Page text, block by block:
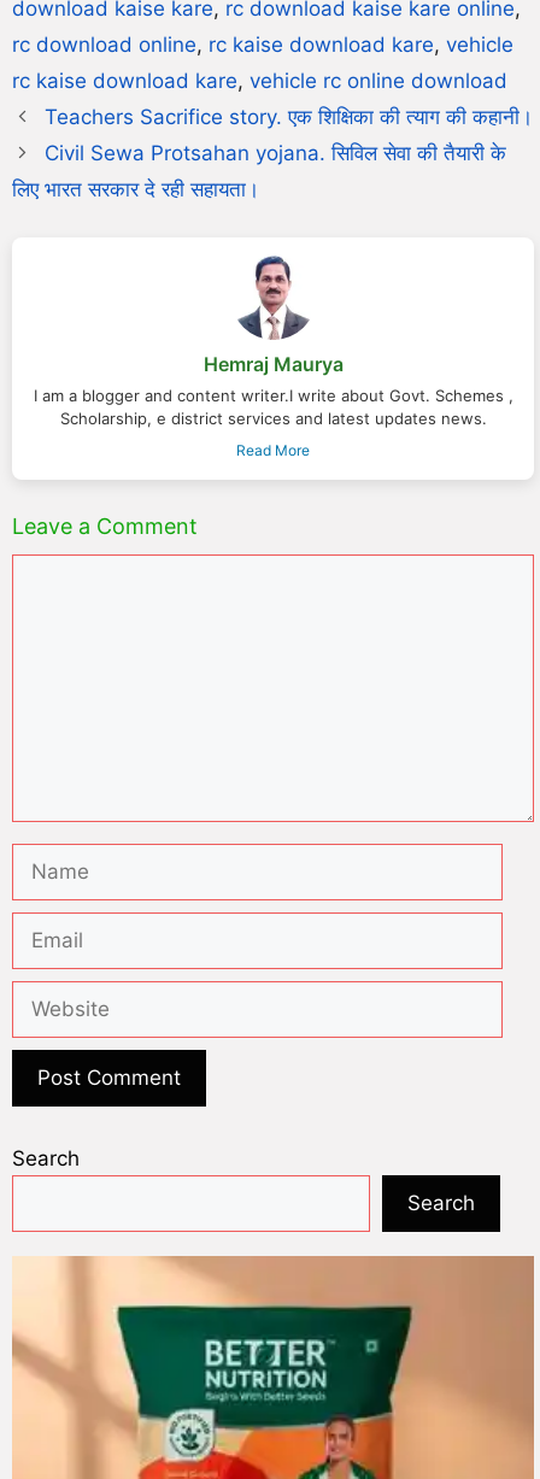
download kaise kare, rc download kaise kare online,
rc download online, rc kaise download kare, vehicle
rc kaise download kare, vehicle rc online download
Teachers Sacrifice story. एक शिक्षिका की त्याग की कहानी।
Civil Sewa Protsahan yojana. सिविल सेवा की तैयारी के
लिए भारत सरकार दे रही सहायता।
Hemraj Maurya
I am a blogger and content writer.I write about Govt. Schemes ,
Scholarship, e district services and latest updates news.
Read More
Leave a Comment
Search
Search